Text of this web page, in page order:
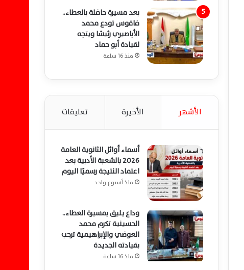
بعد مسيرة حافلة بالعطاء..
فاقوس تودع محمد
الأباصيري رئيسًا ويتجه
لقيادة أبو حماد
منذ 16 ساعة
الأشهر الأخيرة تعليقات
أسماء أوائل الثانوية العامة
2026 بالشعبة الأدبية بعد
اعتماد النتيجة رسميًا اليوم
منذ أسبوع واحد
وداع يليق بمسيرة العطاء..
الحسينية تكرم محمد
العوضي والإبراهيمية ترحب
بقيادته الجديدة
منذ 16 ساعة